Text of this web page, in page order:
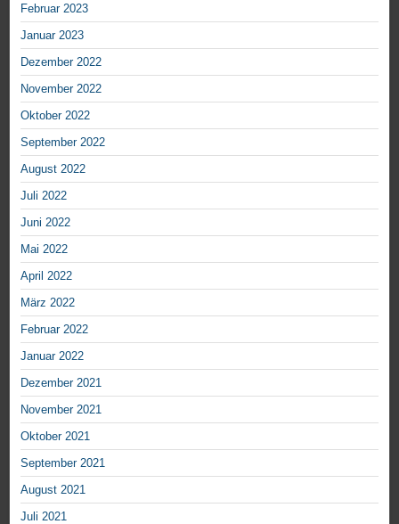
Februar 2023
Januar 2023
Dezember 2022
November 2022
Oktober 2022
September 2022
August 2022
Juli 2022
Juni 2022
Mai 2022
April 2022
März 2022
Februar 2022
Januar 2022
Dezember 2021
November 2021
Oktober 2021
September 2021
August 2021
Juli 2021